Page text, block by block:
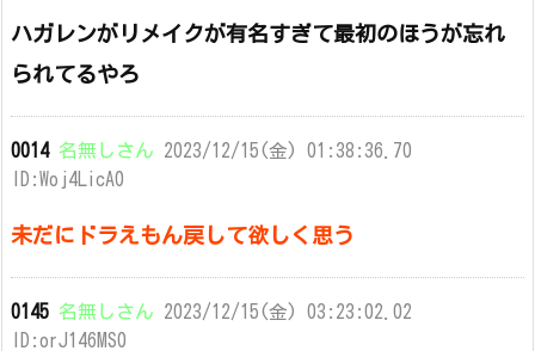
ハガレンがリメイクが有名すぎて最初のほうが忘れ
られてるやろ
0014 名無しさん 2023/12/15(金) 01:38:36.70
ID:Woj4LicA0
未だにドラえもん戻して欲しく思う
0145 名無しさん 2023/12/15(金) 03:23:02.02
ID:orJ146MS0